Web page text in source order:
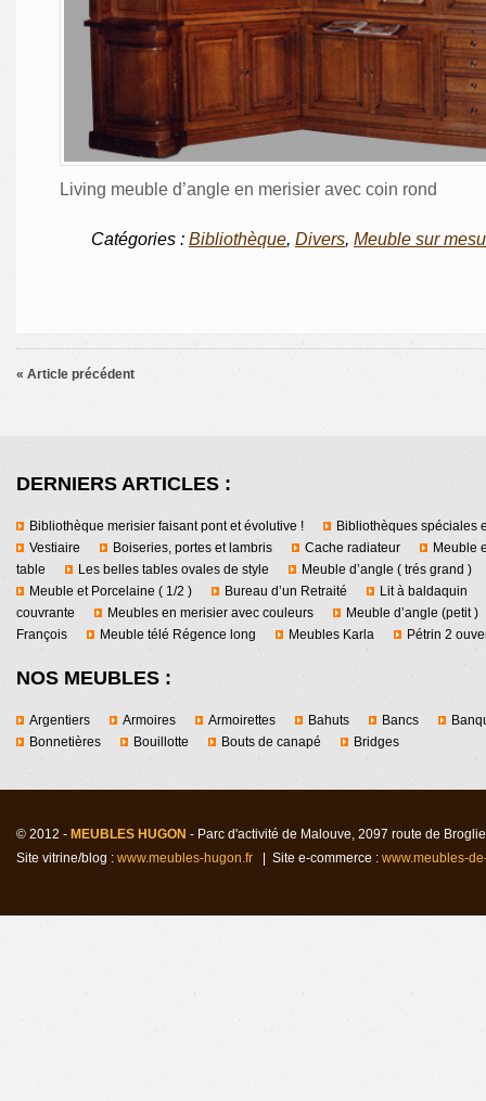
Living meuble d’angle en merisier avec coin rond
Catégories : Bibliothèque, Divers, Meuble sur
« Article précédent
DERNIERS ARTICLES :
Bibliothèque merisier faisant pont et évolutive !
Bibliothèques spéciales
Vestiaire
Boiseries, portes et lambris Cache radiateur
Meuble
table
Les belles tables ovales de style
Meuble d’angle ( trés grand )
Meuble et Porcelaine ( 1/2 )
Bureau d’un Retraité
Lit à baldaquin
couvrante
Meubles en merisier avec couleurs
Meuble d’angle (petit )
François
Meuble télé Régence long Meubles Karla Pétrin 2
NOS MEUBLES :
Argentiers Armoires Armoirettes Bahuts Bancs
Bonnetières
Bouillotte Bouts de canapé Bridges
© 2012 - MEUBLES HUGON - Parc d'activité de Malouve, 2097 route de
Site vitrine/blog : www.meubles-hugon.fr | Site e-commerce : www.meubles-